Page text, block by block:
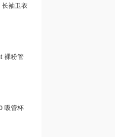
袖卫衣
裸粉管